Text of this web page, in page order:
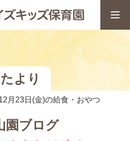
より
月23日(金)の給食・おやつ
園ブログ